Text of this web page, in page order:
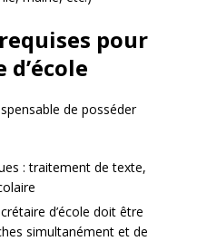
pour
de posséder
: traitement de texte,
d’école doit être
simultanément et de